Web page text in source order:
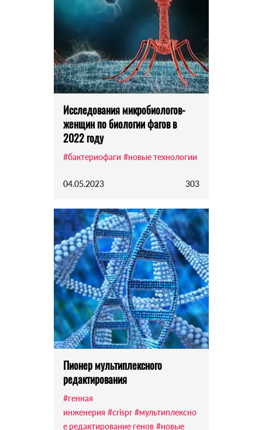
Исследования микробиологов-
женщин по биологии фагов в
2022 году
#бактериофаги #новые технологии
04.05.2023 303
Пионер мультиплексного
редактирования
#генная
инженерия #crispr #мультиплексно
е редактирование генов #новые